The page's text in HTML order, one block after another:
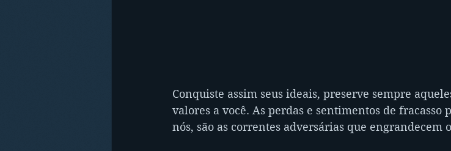
Conquiste assim seus ideais, preserve sempre
valores a você. As perdas e sentimentos de fracasso
nós, são as correntes adversárias que engrandecem